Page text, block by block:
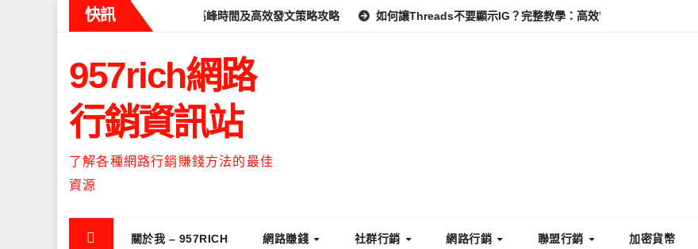
快訊
麼時候流量最高？流量高峰時間及高效發文策略攻略 如何讓Threads不要顯示IG？完整教學：高效管理你的線上隱私與數據安全
957rich網路
行銷資訊站
了解各種網路行銷賺錢方法的最佳
資源
關於我 – 957RICH 網路賺錢 社群行銷 網路行銷 聯盟行銷 加密貨幣